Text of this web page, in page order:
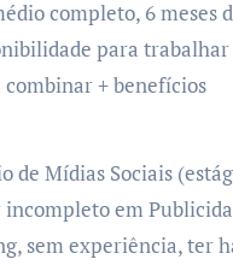
completo, 6 meses
para
combinar + benefícios
de Mídias Sociais
em
sem experiência, ter